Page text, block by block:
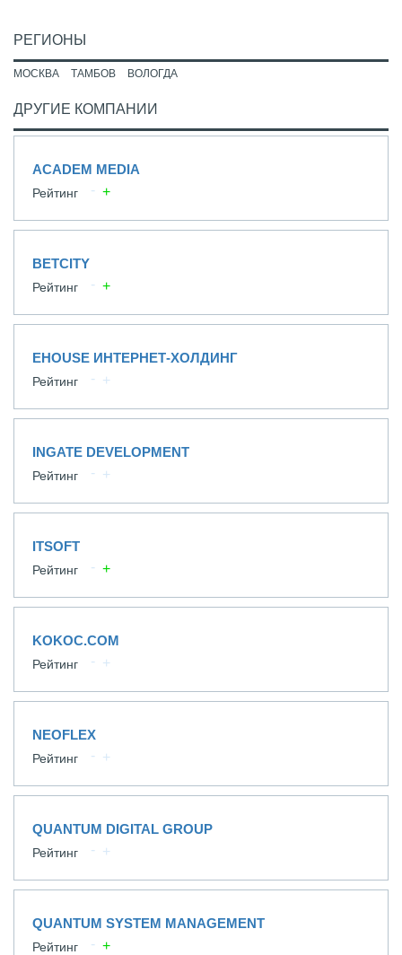
РЕГИОНЫ
МОСКВА ТАМБОВ ВОЛОГДА
ДРУГИЕ КОМПАНИИ
ACADEM MEDIA
Рейтинг
BETCITY
Рейтинг
EHOUSE ИНТЕРНЕТ-ХОЛДИНГ
Рейтинг
INGATE DEVELOPMENT
Рейтинг
ITSOFT
Рейтинг
KOKOC.COM
Рейтинг
NEOFLEX
Рейтинг
QUANTUM DIGITAL GROUP
Рейтинг
QUANTUM SYSTEM MANAGEMENT
Рейтинг